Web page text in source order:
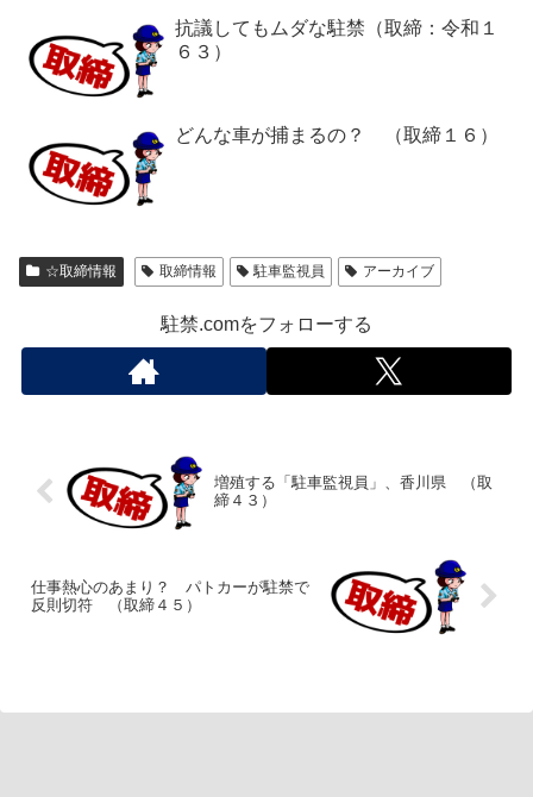
抗議してもムダな駐禁（取締：令和１
６３）
どんな車が捕まるの？ （取締１６）
☆取締情報 取締情報 駐車監視員 アーカイブ
駐禁.comをフォローする
増殖する「駐車監視員」、香川県 （取
締４３）
仕事熱心のあまり？ パトカーが駐禁で
反則切符 （取締４５）